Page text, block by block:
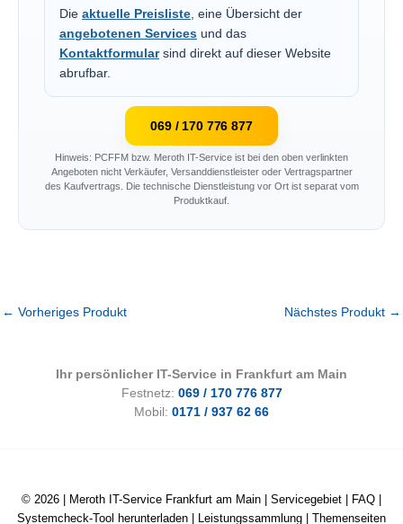
Die aktuelle Preisliste, eine Übersicht der
angebotenen Services und das
Kontaktformularsind direkt auf dieser Website
abrufbar.
069 / 170 776 877
Hinweis: PCFFM bzw. Meroth IT-Service ist bei den oben verlinkten
Angeboten nicht Verkäufer, Versanddienstleister oder Vertragspartner
des Kaufvertrags. Die technische Dienstleistung vor Ort ist separat vom
Produktkauf.
← Vorheriges Produkt Nächstes Produkt →
Ihr persönlicher IT-Service in Frankfurt am Main
Festnetz: 069 / 170 776 877
Mobil: 0171 / 937 62 66
© 2026 | Meroth IT-Service Frankfurt am Main Servicegebiet FAQ
Systemcheck-Tool herunterladen
Leistungssammlung Themenseiten